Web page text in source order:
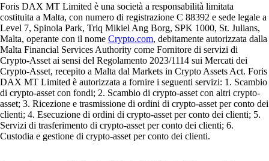
Foris DAX MT Limited è una società a responsabilità limitata
costituita a Malta, con numero di registrazione C 88392 e sede legale a
Level 7, Spinola Park, Triq Mikiel Ang Borg, SPK 1000, St. Julians,
Malta, operante con il nome Crypto.com, debitamente autorizzata dalla
Malta Financial Services Authority come Fornitore di servizi di
Crypto-Asset ai sensi del Regolamento 2023/1114 sui Mercati dei
Crypto-Asset, recepito a Malta dal Markets in Crypto Assets Act. Foris
DAX MT Limited è autorizzata a fornire i seguenti servizi: 1. Scambio
di crypto-asset con fondi; 2. Scambio di crypto-asset con altri crypto-
asset; 3. Ricezione e trasmissione di ordini di crypto-asset per conto dei
clienti; 4. Esecuzione di ordini di crypto-asset per conto dei clienti; 5.
Servizi di trasferimento di crypto-asset per conto dei clienti; 6.
Custodia e gestione di crypto-asset per conto dei clienti.